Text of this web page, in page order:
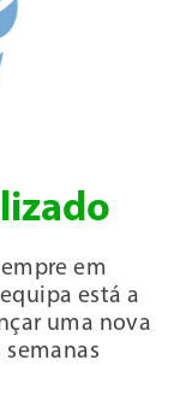
em
está a
uma nova
semanas